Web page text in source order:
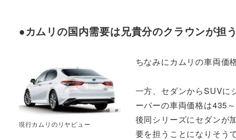
●カムリの国内需要は兄貴分のクラウンが担う
現行カムリのリヤビュー
ちなみにカムリの車両価
一方、セダンからSUVに
ーバーの車両価格は435
後同シリーズにセダンが
要を担うことになりそうで